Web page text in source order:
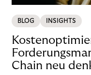
BLOG INSIGHTS
Chain neu